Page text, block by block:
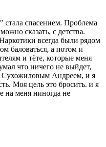
спасением. Проблема
сказать, с детства.
всегда были рядом
баловаться, а потом и
и тёте, которые меня
что ничего не выйдет,
Сухожиловым Андреем, и я
Моя цель это бросить. и я
на меня ниногда не